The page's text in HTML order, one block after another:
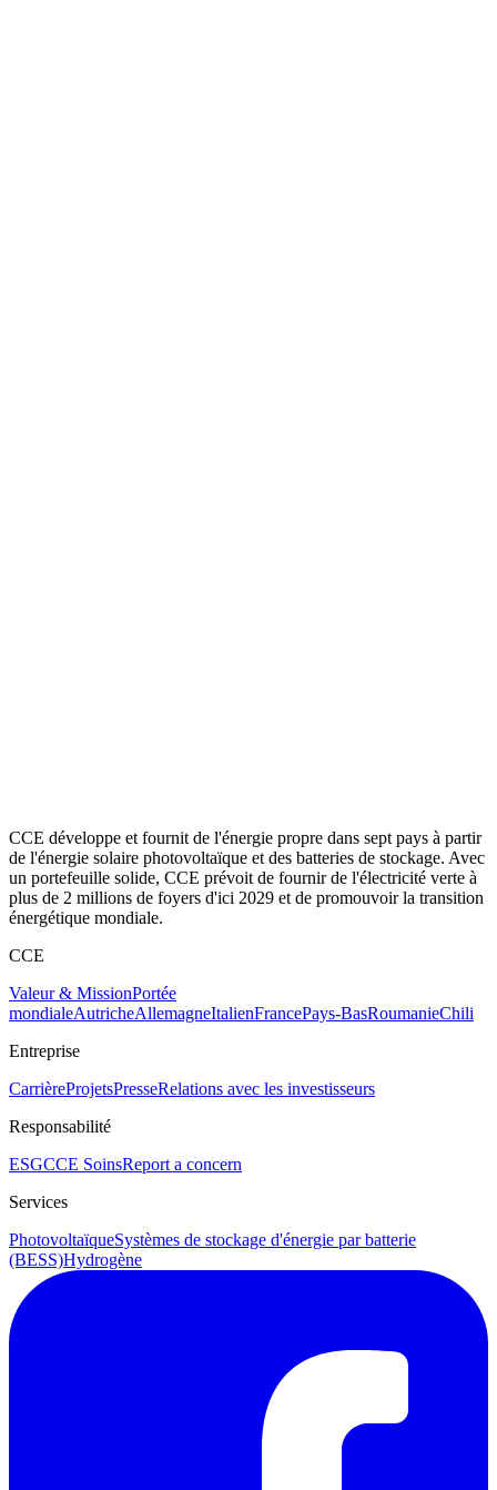
CCE développe et fournit de l'énergie propre dans sept pays à partir
de l'énergie solaire photovoltaïque et des batteries de stockage. Avec
un portefeuille solide, CCE prévoit de fournir de l'électricité verte à
plus de 2 millions de foyers d'ici 2029 et de promouvoir la transition
énergétique mondiale.
CCE
Valeur & MissionPortée
mondialeAutricheAllemagneItalienFrancePays-BasRoumanieChili
Entreprise
CarrièreProjetsPresseRelations avec les investisseurs
Responsabilité
ESGCCE SoinsReport a concern
Services
PhotovoltaïqueSystèmes de stockage d'énergie par batterie
(BESS)Hydrogène